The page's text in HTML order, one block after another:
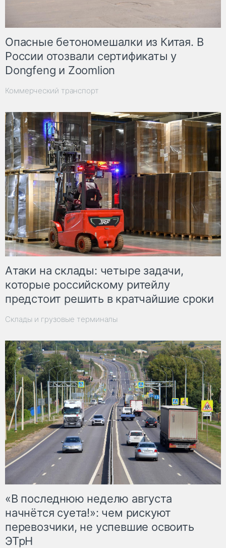
Опасные бетономешалки из Китая. В
России отозвали сертификаты у
Dongfeng и Zoomlion
Коммерческий транспорт
Атаки на склады: четыре задачи,
которые российскому ритейлу
предстоит решить в кратчайшие сроки
Склады и грузовые терминалы
«В последнюю неделю августа
начнётся суета!»: чем рискуют
перевозчики, не успевшие освоить
ЭТрН